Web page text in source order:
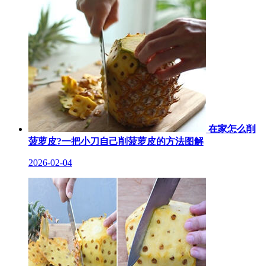
在家怎么削
菠萝皮?一把小刀自己削菠萝皮的方法图解
2026-02-04